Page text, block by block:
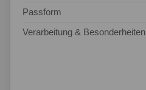
Passform
Verarbeitung & Besonderheiten